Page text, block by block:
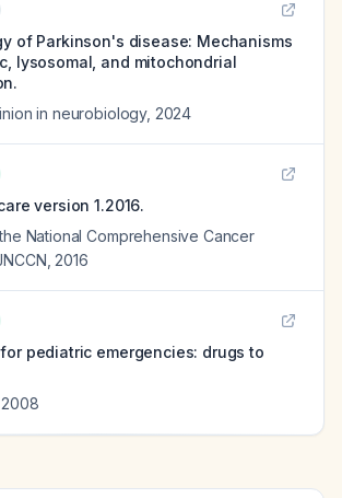
of Parkinson's disease: Mechanisms
lysosomal, and mitochondrial
in neurobiology, 2024
version 1.2016.
National Comprehensive Cancer
2016
pediatric emergencies: drugs to
2008